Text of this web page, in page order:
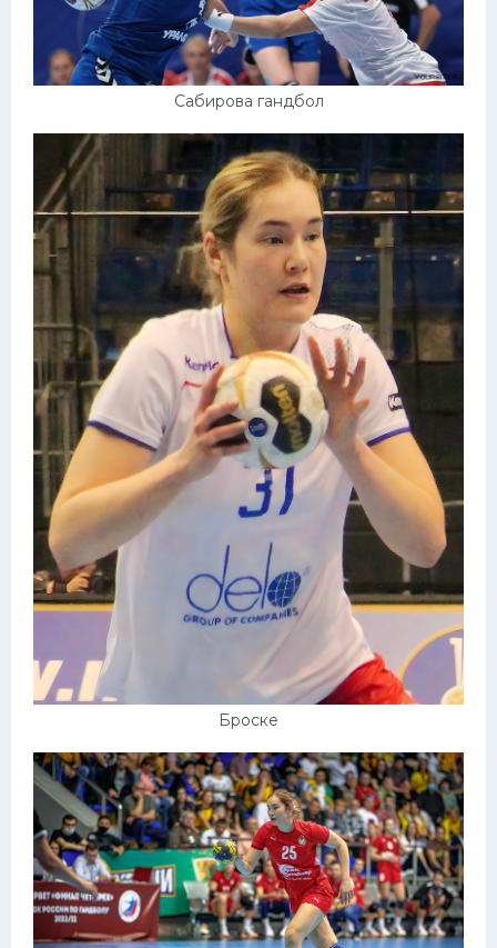
Сабирова гандбол
Броске